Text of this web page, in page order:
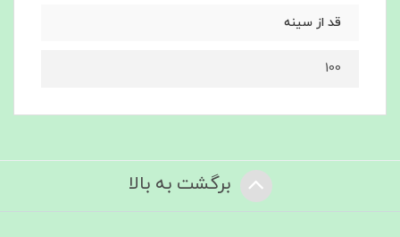
قد از سینه
100
برگشت به بالا